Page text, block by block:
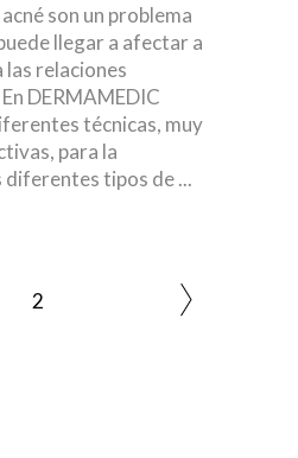
son un problema
llegar a afectar a
las relaciones
DERMAMEDIC
técnicas, muy
para la
diferentes tipos de
2